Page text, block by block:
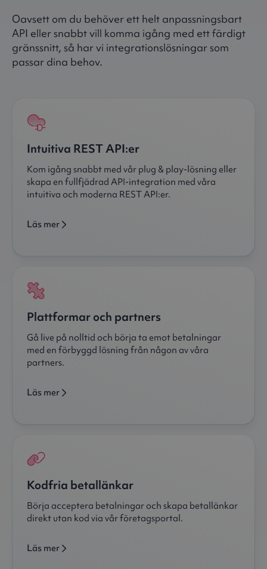
Oavsett om du behöver ett helt anpassningsbart
API eller snabbt vill komma igång med ett färdigt
gränssnitt, så har vi integrationslösningar som
passar dina behov.
Intuitiva REST API:er
Kom igång snabbt med vår plug & play-lösning eller
skapa en fullfjädrad API-integration med våra
intuitiva och moderna REST API:er.
Läs mer
Plattformar och partners
Gå live på nolltid och börja ta emot betalningar
med en förbyggd lösning från någon av våra
partners.
Läs mer
Kodfria betallänkar
Börja acceptera betalningar och skapa betallänkar
direkt utan kod via vår företagsportal.
Läs mer